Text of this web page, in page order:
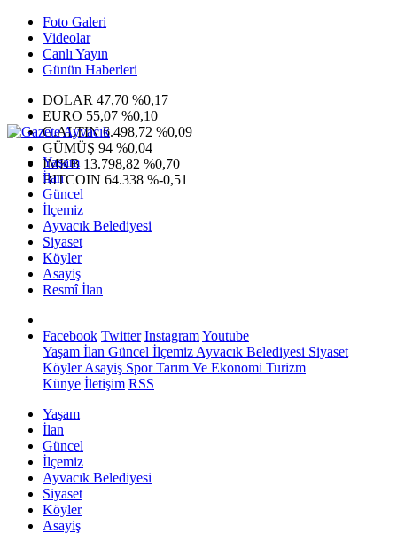
Foto Galeri
Videolar
Canlı Yayın
Günün Haberleri
DOLAR 47,70 %0,17
EURO 55,07 %0,10
G.ALTIN6.498,72 %0,09
GÜMÜŞ 94 %0,04
IMKB 13.798,82 %0,70
BITCOIN 64.338 %-0,51
Yaşam
İlan
Güncel
İlçemiz
Ayvacık Belediyesi
Siyaset
Köyler
Asayiş
Resmî İlan
Facebook Twitter InstagramYoutube
Yaşam İlan Güncel İlçemiz Ayvacık Belediyesi Siyaset
KöylerAsayiş SporTarım Ve Ekonomi Turizm
Künye İletişim RSS
Yaşam
İlan
Güncel
İlçemiz
Ayvacık Belediyesi
Siyaset
Köyler
Asayiş